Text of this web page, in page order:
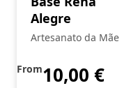
Alegre
Artesanato da Mãe
From10,00 €